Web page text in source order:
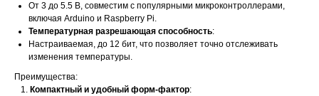
От 3 до 5.5 В, совместим с популярными микроконтроллерами,
включая Arduino и Raspberry Pi.
Температурная разрешающая способность:
Настраиваемая, до 12 бит, что позволяет точно отслеживать
изменения температуры.
Преимущества:
Компактный и удобный форм-фактор: